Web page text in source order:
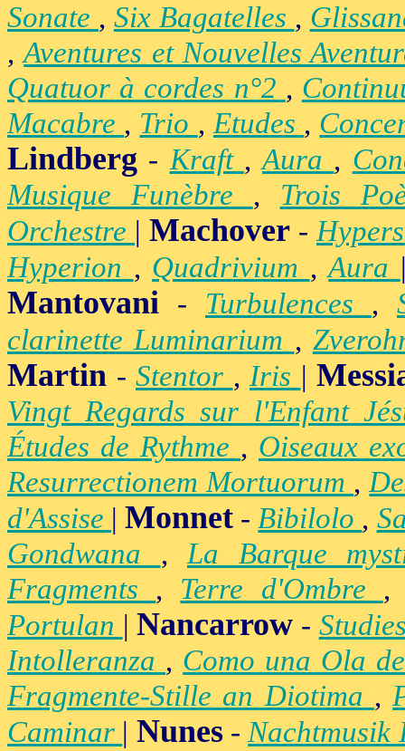
Sonate , Six Bagatelles ,
,Aventures et Nouvelles
Quatuor à cordes n°2 ,
Macabre , Trio ,Etudes ,
Lindberg -Kraft ,Aura ,
Musique Funèbre , Trois
Orchestre | Machover -
Hyperion , Quadrivium ,Aura
Mantovani - Turbulences ,
clarinette Luminarium ,
Martin - Stentor , Iris |
Vingt Regards sur l'Enfant
Études de Rythme , Oiseaux
Resurrectionem Mortuorum ,
d'Assise |Monnet -Bibilolo ,
Gondwana ,La Barque
Fragments , Terre d'Ombre
Portulan |Nancarrow -
Intolleranza , Como una Ola
Fragmente-Stille an Diotima ,
Caminar | Nunes-